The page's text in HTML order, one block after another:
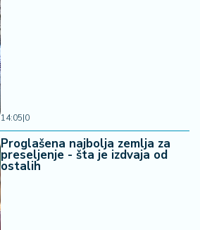
14:05|0
Proglašena najbolja zemlja za
preseljenje - šta je izdvaja od
ostalih